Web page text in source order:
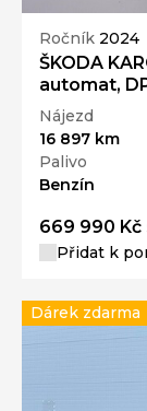
Ročník 2024
ŠKODA
automat,
Nájezd
16 897 km
Palivo
Benzín
669 990 Kč
Přidat k
Dárek zdarma